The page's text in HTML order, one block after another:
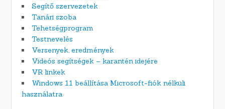
Segítő szervezetek
Tanári szoba
Tehetségprogram
Testnevelés
Versenyek, eredmények
Videós segítségek – karantén idejére
VR linkek
Windows 11 beállítása Microsoft-fiók nélküli
használatra